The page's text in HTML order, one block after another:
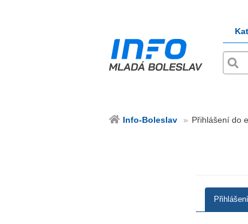
Info-Boleslav Přihlášení do
Přihlášení